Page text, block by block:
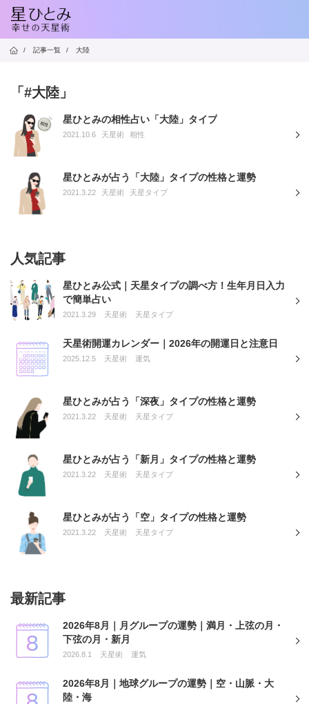
/ 記事一覧 / 大陸
「#大陸」
星ひとみの相性占い「大陸」タイプ
2021.10.6 天星術 相性
星ひとみが占う「大陸」タイプの性格と運勢
2021.3.22 天星術 天星タイプ
人気記事
星ひとみ公式｜天星タイプの調べ方！生年月日入力
で簡単占い
2021.3.29 天星術 天星タイプ
天星術開運カレンダー｜2026年の開運日と注意日
2025.12.5 天星術 運気
星ひとみが占う「深夜」タイプの性格と運勢
2021.3.22 天星術 天星タイプ
星ひとみが占う「新月」タイプの性格と運勢
2021.3.22 天星術 天星タイプ
星ひとみが占う「空」タイプの性格と運勢
2021.3.22 天星術 天星タイプ
最新記事
2026年8月｜月グループの運勢｜満月・上弦の月・
下弦の月・新月
2026.8.1 天星術 運気
2026年8月｜地球グループの運勢｜空・山脈・大
陸・海